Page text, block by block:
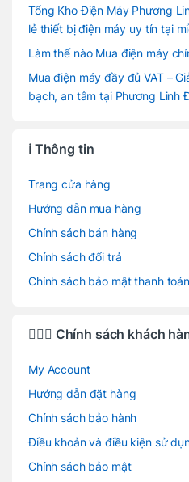
Tổng Kho Điện Máy Phương
lẻ thiết bị điện máy uy tín tại
Làm thế nào Mua điện máy
Mua điện máy đầy đủ VAT –
bạch, an tâm tại Phương Linh
ℹ️ Thông tin
Trang cửa hàng
Hướng dẫn mua hàng
Chính sách bán hàng
Chính sách đổi trả
Chính sách bảo mật thanh toán
🙋🏻‍♂️ Chính sách khách
My Account
Hướng dẫn đặt hàng
Chính sách bảo hành
Điều khoản và điều kiện sử
Chính sách bảo mật